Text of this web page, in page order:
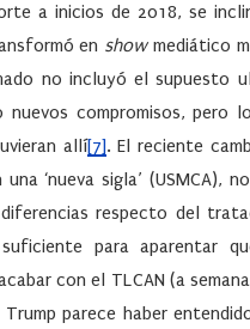
a inicios de 2018, se
en showmediático
no incluyó el supuesto
nuevos compromisos, pero
allí[7]. El reciente
‘nueva sigla’ (USMCA),
respecto del
para aparentar
con el TLCAN (a
Trump parece haber